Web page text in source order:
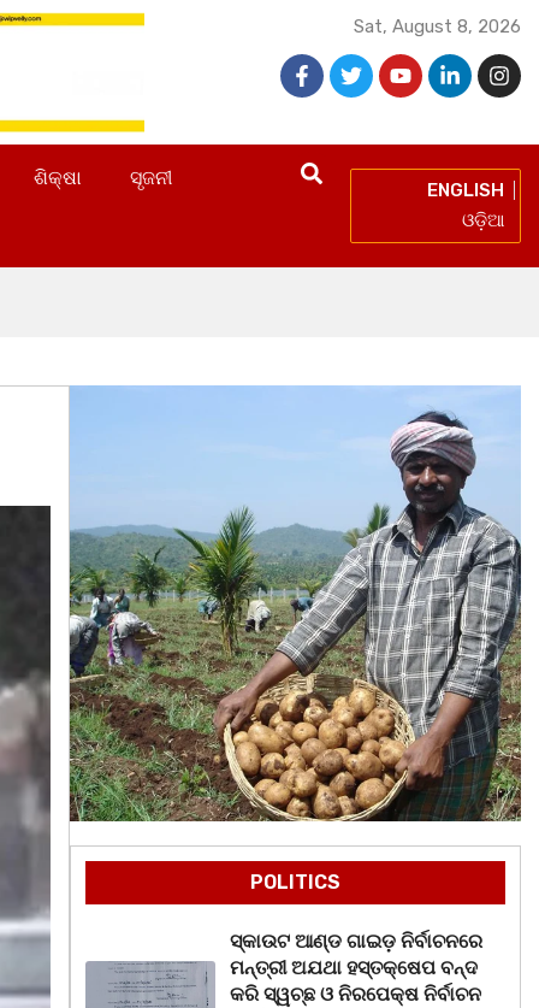
Sat, August 8, 2026
ଶିକ୍ଷା ସୃଜନୀ
ENGLISH
ଓଡ଼ିଆ
POLITICS
ସ୍କାଉଟ ଆଣ୍ଡ ଗାଇଡ଼ ନିର୍ବାଚନରେ
ମନ୍ତ୍ରୀ ଅଯଥା ହସ୍ତକ୍ଷେପ ବନ୍ଦ
କରି ସ୍ୱଚ୍ଛ ଓ ନିରପେକ୍ଷ ନିର୍ବାଚନ